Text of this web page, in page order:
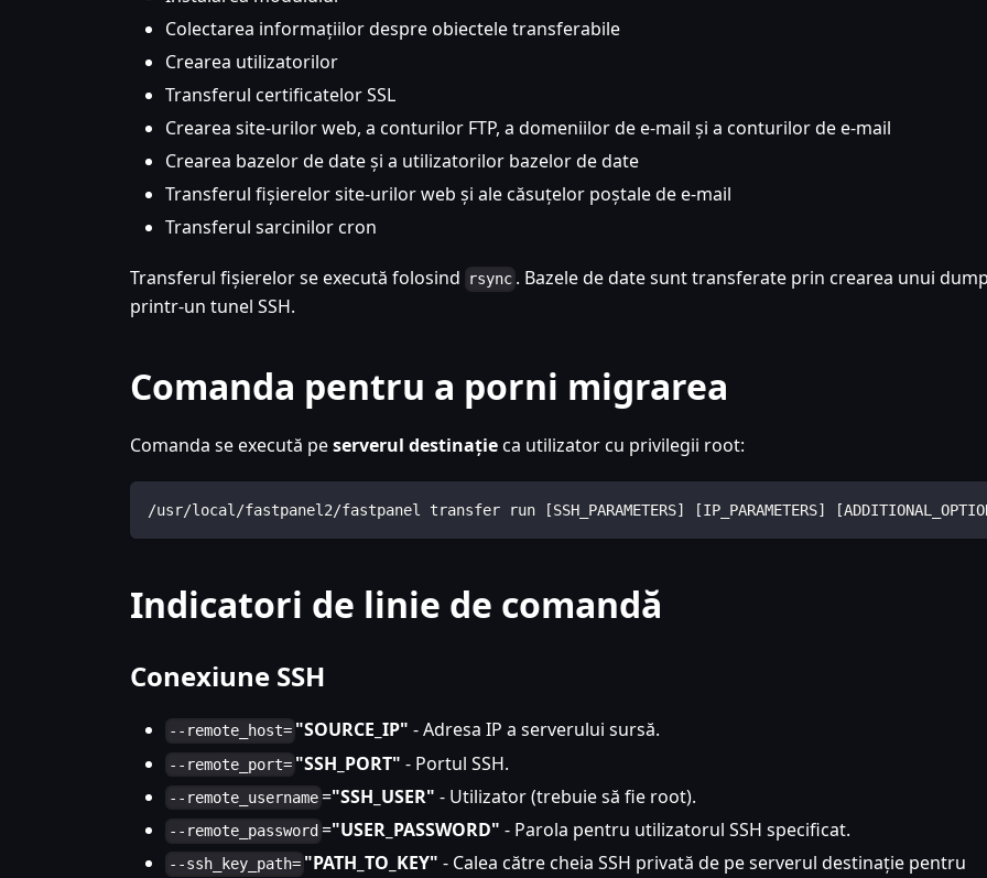
Colectarea informațiilor despre obiectele transferabile
Crearea utilizatorilor
Transferul certificatelor SSL
Crearea site-urilor web, a conturilor FTP, a domeniilor de e-mail și a conturilor de e-mail
Crearea bazelor de date și a utilizatorilor bazelor de date
Transferul fișierelor site-urilor web și ale căsuțelor poștale de e-mail
Transferul sarcinilor cron
Transferul fișierelor se execută folosind rsync . Bazele de date sunt transferate prin crearea unui dump
printr-un tunel SSH.
Comanda pentru a porni migrarea
Comanda se execută peserverul destinațieca utilizator cu privilegii root:
/usr/local/fastpanel2/fastpanel transfer run [SSH_PARAMETERS] [IP_PARAMETERS]
Indicatori de linie de comandă
Conexiune SSH
--remote_host= "SOURCE_IP" - Adresa IP a serverului sursă.
--remote_port= "SSH_PORT" - Portul SSH.
--remote_username ="SSH_USER" - Utilizator (trebuie să fie root).
--remote_password ="USER_PASSWORD" - Parola pentru utilizatorul SSH specificat.
--ssh_key_path= "PATH_TO_KEY" - Calea către cheia SSH privată de pe serverul destinație pentru